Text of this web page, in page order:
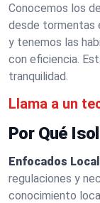
Conocemos los
desde tormentas
y tenemos las
con eficiencia.
tranquilidad.
Llama a un
Por Qué
Enfocados
regulaciones y
conocimiento